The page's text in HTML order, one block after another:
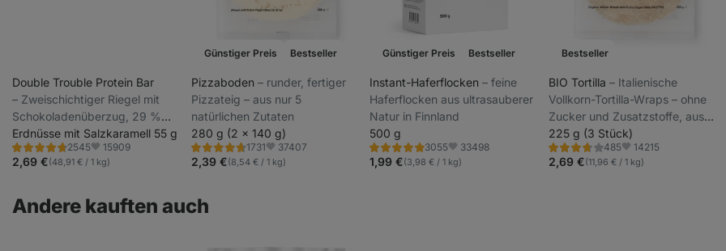
Double Trouble Protein Bar
⁠–⁠ Zweischichtiger Riegel mit
Schokoladenüberzug, 29 %
hochwertiges Eiweiß, ohne
Konservierungsstoffe und
Farbstoffe
Erdnüsse mit Salzkaramell 55 g
2545
Bewertung
4.7/5,
2545
Favoriten
15909
2,69 €(48,91 € / 1 kg)
Günstiger Preis Bestseller
Pizzaboden ⁠–⁠ runder, fertiger
Pizzateig – aus nur 5
natürlichen Zutaten
280 g (2 x 140 g)
1731
Bewertung
4.8/5,
1731
Favoriten
37407
2,39 €(8,54 € / 1 kg)
Günstiger Preis Bestseller
Instant-Haferflocken⁠–⁠ feine
Haferflocken aus ultrasauberer
Natur in Finnland
500 g
3055
Bewertung
4.9/5,
3055
Favoriten
33498
1,99 €(3,98 € / 1 kg)
Bestseller
BIO Tortilla ⁠–⁠ Italienische
Vollkorn-Tortilla-Wraps – ohne
Zucker und Zusatzstoffe, aus
nur 6 natürlichen Zutaten
225 g (3 Stück)
485
Bewertung
3.8/5,
485
Favoriten
14215
2,69 €(11,96 € / 1 kg)
Andere kauften auch